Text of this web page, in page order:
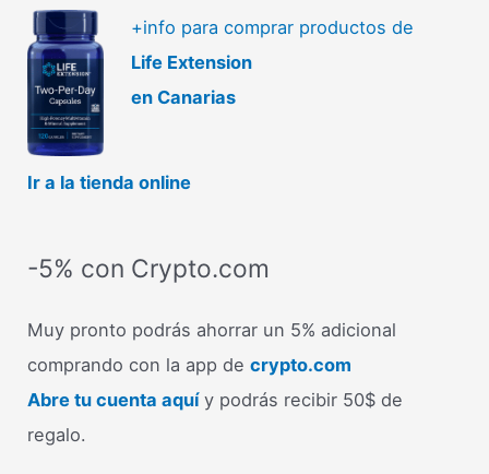
+info para comprar productos de
Life Extension
en Canarias
Ir a la tienda online
-5% con Crypto.com
Muy pronto podrás ahorrar un 5% adicional
comprando con la app decrypto.com
Abre tu cuenta aquíy podrás recibir 50$ de
regalo.